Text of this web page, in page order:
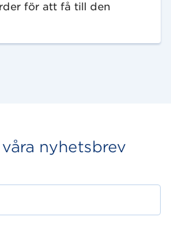
för att få till den
nyhetsbrev